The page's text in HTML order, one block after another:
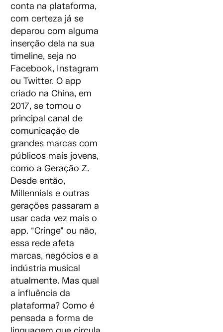
conta na plataforma,
com certeza já se
deparou com alguma
inserção dela na sua
timeline, seja no
Facebook, Instagram
ou Twitter. O app
criado na China, em
2017, se tornou o
principal canal de
comunicação de
grandes marcas com
públicos mais jovens,
como a Geração Z.
Desde então,
Millennials e outras
gerações passaram a
usar cada vez mais o
app. “Cringe” ou não,
essa rede afeta
marcas, negócios e a
indústria musical
atualmente. Mas qual
a influência da
plataforma? Como é
pensada a forma de